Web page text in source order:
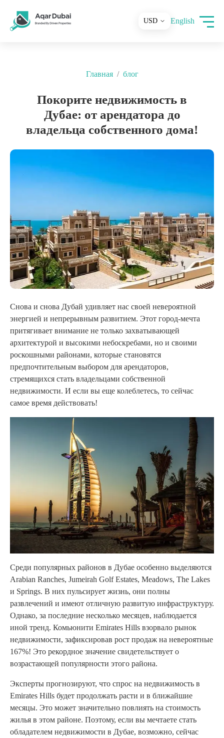
English
Главная блог
Покорите недвижимость в
Дубае: от арендатора до
владельца собственного дома!
Снова и снова Дубай удивляет нас своей невероятной
энергией и непрерывным развитием. Этот город-мечта
притягивает внимание не только захватывающей
архитектурой и высокими небоскребами, но и своими
роскошными районами, которые становятся
предпочтительным выбором для арендаторов,
стремящихся стать владельцами собственной
недвижимости. И если вы еще колеблетесь, то сейчас
самое время действовать!
Среди популярных районов в Дубае особенно выделяются
Arabian Ranches, Jumeirah Golf Estates, Meadows, The Lakes
и Springs. В них пульсирует жизнь, они полны
развлечений и имеют отличную развитую инфраструктуру.
Однако, за последние несколько месяцев, наблюдается
иной тренд. Комьюнити Emirates Hills взорвало рынок
недвижимости, зафиксировав рост продаж на невероятные
167%! Это рекордное значение свидетельствует о
возрастающей популярности этого района.
Эксперты прогнозируют, что спрос на недвижимость в
Emirates Hills будет продолжать расти и в ближайшие
месяцы. Это может значительно повлиять на стоимость
жилья в этом районе. Поэтому, если вы мечтаете стать
обладателем недвижимости в Дубае, возможно, сейчас